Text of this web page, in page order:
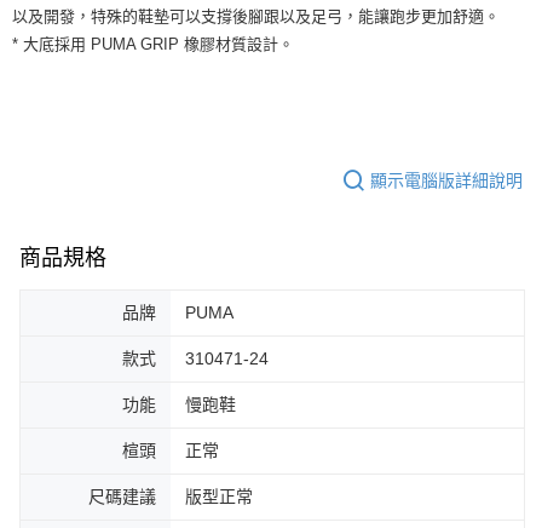
結帳頁面，進行簡訊認證並確認金額後，即可完成結帳。
２．訂單成立數日內，您將收到繳費通知簡訊。
※ 交易是否成功請以「AFTEE先享後付 」之結帳頁面顯示為準，若有關於
【注意事項】
易，需依本服務之必要範圍內提供個人資料，並將交易相關給付款項請求債
２．關於個人資料處理事宜，請瀏覽以下網址：
３．未成年的使用者請事先徵得法定代理人或監護人之同意方可使用
「AFTEE先享後付」，若未經同意申辦者引起之損失，本公司不負相關責
４．使用「AFTEE先享後付」時，將依據個別帳號之用戶狀況，依本公司即
請求用戶進行身份認證。
付款後全家取貨
每筆NT$60，滿NT$1,500(含以上)免運費
宅配
以及開發，特殊的鞋墊可以支撐後腳跟以及足弓，能讓跑步更加舒適。
* 大底採用 PUMA GRIP 橡膠材質設計。
顯示電腦版詳細說明
商品規格
品牌 PUMA
款式 310471-24
功能 慢跑鞋
楦頭 正常
尺碼建議 版型正常